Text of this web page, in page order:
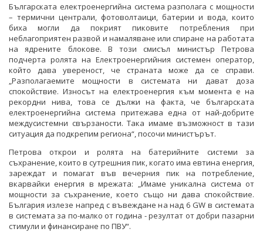
Българската електроенергийна система разполага с мощности
– термични централи, фотоволтаици, батерии и вода, които
биха могли да покрият пиковите потребления при
неблагоприятен развой и намаляване или спиране на работата
на ядрените блокове. В този смисъл министър Петрова
подчерта ролята на Електроенергийния системен оператор,
който дава увереност, че страната може да се справи.
„Разполагаемите мощности в системата ни дават доза
спокойствие. Износът на електроенергия към момента е на
рекордни нива, това се дължи на факта, че българската
електроенергийна система притежава една от най-добрите
междусистемни свързаности. Така имаме възможност в тази
ситуация да подкрепим региона“, посочи министърът.
Петрова открои и ролята на батерийните системи за
съхранение, които в сутрешния пик, когато има евтина енергия,
зареждат и помагат във вечерния пик на потребление,
вкарвайки енергия в мрежата: „Имаме уникална система от
мощности за съхранение, което също ни дава спокойствие.
България излезе напред с въвеждане на над 6 GW в системата
в системата за по-малко от година - резултат от добри пазарни
стимули и финансиране по ПВУ“.